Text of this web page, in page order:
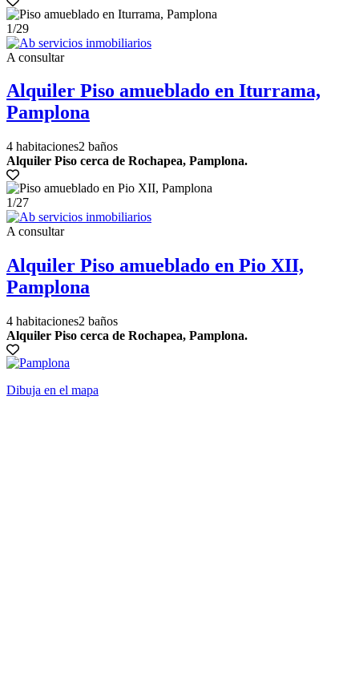
1/29
A consultar
Alquiler Piso amueblado en Iturrama,
Pamplona
4 habitaciones2 baños
Alquiler Piso cerca de Rochapea, Pamplona.
1/27
A consultar
Alquiler Piso amueblado en Pio XII,
Pamplona
4 habitaciones2 baños
Alquiler Piso cerca de Rochapea, Pamplona.
Dibuja en el mapa